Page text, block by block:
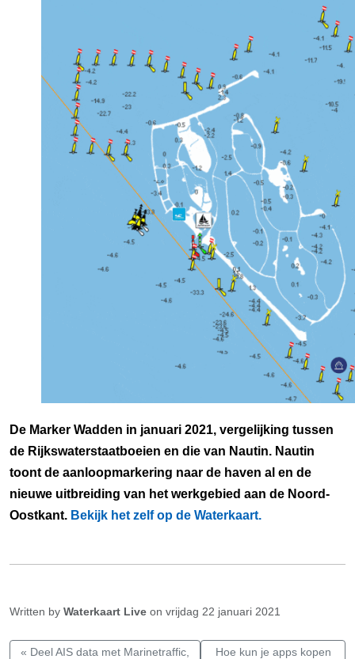
De Marker Wadden in januari 2021, vergelijking tussen
de Rijkswaterstaatboeien en die van Nautin. Nautin
toont de aanloopmarkering naar de haven al en de
nieuwe uitbreiding van het werkgebied aan de Noord-
Oostkant. Bekijk het zelf op de Waterkaart.
Written by Waterkaart Live on vrijdag 22 januari 2021
« Deel AIS data met Marinetraffic,
Hoe kun je apps kopen